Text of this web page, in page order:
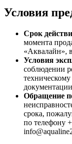
Условия
Срок
момента
«Аквалайн»,
Условия
соблюдении
Обращение
срока,
по телефону